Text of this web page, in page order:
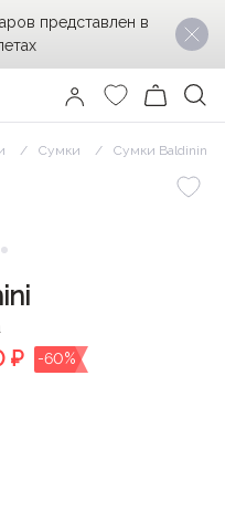
Сумки Сумки Baldinini
₽ -60%
представлен в